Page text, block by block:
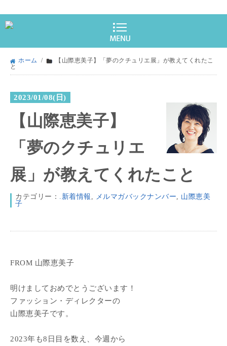
ホーム /
【山際恵美子】「夢のクチュリエ展」が教えてくれたこ
と
2023/01/08(日)
【山際恵美子】
「夢のクチュリエ
展」が教えてくれたこと
カテゴリー： .新着情報 , メルマガバックナンバー, 山際恵美
子
FROM 山際恵美子
明けましておめでとうございます！
ファッション・ディレクターの
山際恵美子です。
2023年も8日目を数え、今週から